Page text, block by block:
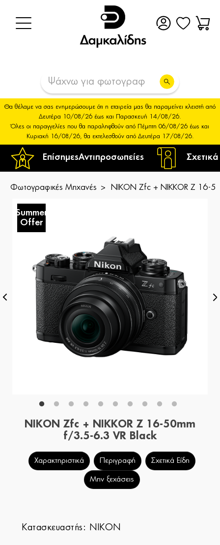
ΕπίσημεςΑντιπροσωπείες
Θα θέλαμε να σας ενημερώσουμε ότι η εταιρεία μας θα παραμείνει κλειστή από
Δευτέρα 10/08/26 έως και Παρασκευή 14/08/26.
Όλες οι παραγγελίες που θα παραληφθούν από Πέμπτη 06/08/26 έως και
Κυριακή 16/08/26, θα εκτελεσθούν από Δευτέρα 17/08/26.
Φωτογραφικές Μηχανές NIKON Zfc + NIKKOR Z 16-
Summer
Offer
NIKON Zfc + NIKKOR Z 16-50mm
f/3.5-6.3 VR Black
Χαρακτηριστικά Περιγραφή Σχετικά Είδη
Μην ξεχάσεις
Κατασκευαστής: NIKON